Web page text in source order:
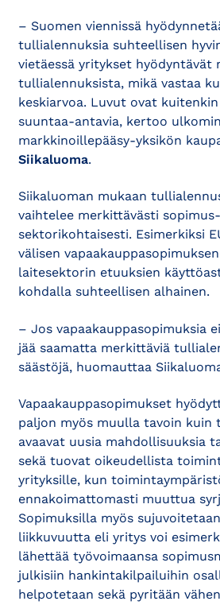
– Suomen viennissä
tullialennuksia suhteellisen
vietäessä yritykset hyödyntävät
tullialennuksista, mikä vastaa
keskiarvoa. Luvut ovat
suuntaa-antavia, kertoo
markkinoillepääsy-yksikön
Siikaluoma.
Siikaluoman mukaan
vaihtelee merkittävästi
sektorikohtaisesti. Esimerkiksi
välisen
laitesektorin etuuksien
kohdalla suhteellisen alhainen.
– Jos vapaakauppasopimuksia
jää saamatta merkittäviä
säästöjä, huomauttaa
Vapaakauppasopimukset
paljon myös muulla tavoin kuin
avaavat uusia mahdollisuuksia
sekä tuovat oikeudellista
yrityksille, kun
ennakoimattomasti muuttua
Sopimuksilla myös
liikkuvuutta eli yritys voi
lähettää työvoimaansa
julkisiin hankintakilpailuihin
helpotetaan sekä pyritään